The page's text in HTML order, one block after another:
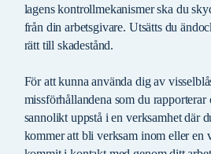
lagens kontrollmekanismer ska du
från din arbetsgivare. Utsätts du
rätt till skadestånd.
För att kunna använda dig av
missförhållandena som du
sannolikt uppstå i en verksamhet där
kommer att bli verksam inom eller en